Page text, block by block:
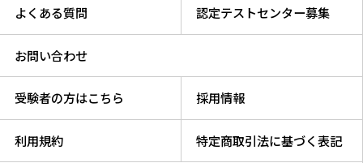
よくある質問 認定テストセンター募集
お問い合わせ
受験者の方はこちら 採用情報
利用規約 特定商取引法に基づく表記